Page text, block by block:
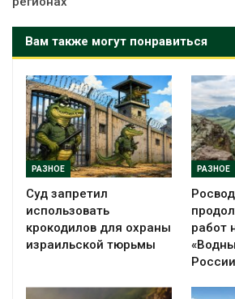
Вам также могут понравиться
РАЗНОЕ
Суд запретил
использовать
крокодилов для охраны
израильской тюрьмы
РАЗНОЕ
работ